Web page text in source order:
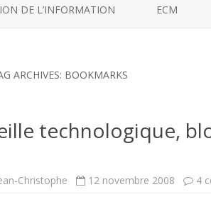
DE L’INFORMATION ECM
ARCHIVES: BOOKMARKS
technologique,
Christophe 12 novembre 2008 4